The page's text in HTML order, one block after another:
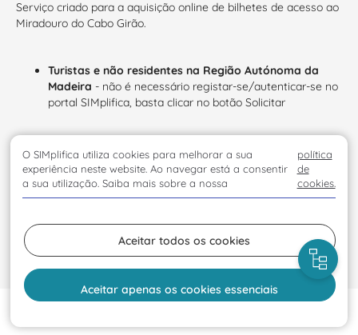
Serviço criado para a aquisição online de bilhetes de acesso ao
Miradouro do Cabo Girão.
Turistas e não residentes na Região Autónoma da
Madeira - não é necessário registar-se/autenticar-se no
portal SIMplifica, basta clicar no botão Solicitar
Residentes na Região Autónoma da Madeira
- para
usufruírem da isenção do pagamento do bilhete devem
registar-se no SIMplifica e solicitar o serviço de
emhttps://simplifica.madeira.gov.pt/services/1-45-
Após a validação, será emitido um cartão de residente
com um QRCode que deverá ser apresentado no local.
Opções disponíveis:
O SIMplifica utiliza cookies para melhorar a sua
experiência neste website. Ao navegar está a consentir
a sua utilização. Saiba mais sobre a nossa
política
de
cookies.
Aceitar todos os cookies
Aceitar apenas os cookies essenciais